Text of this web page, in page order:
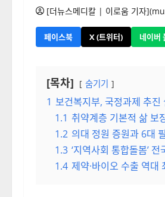
[더뉴스메디칼 | 이로움 기자
페이스북 X (트위터) 네이버
[목차] 숨기기
1 보건복지부, 국정과제 추
1.1 취약계층 기본적 삶 보
1.2 의대 정원 증원과 6대
1.3 ‘지역사회 통합돌봄’
1.4 제약·바이오 수출 역대